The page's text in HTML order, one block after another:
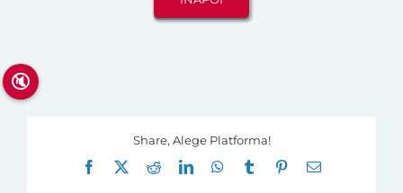
Share, Alege Platforma!
Facebook
RedditLinkedInWhatsApp
Tumblr Pinterest
E-
🔇